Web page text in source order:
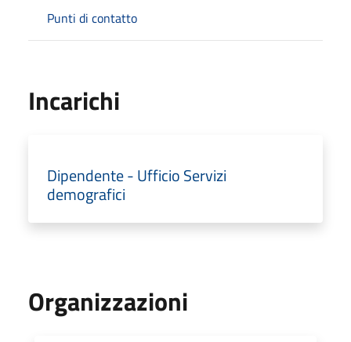
Punti di contatto
Incarichi
Dipendente - Ufficio Servizi
demografici
Organizzazioni